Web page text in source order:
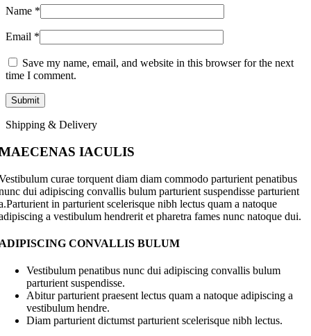
Name *
Email *
Save my name, email, and website in this browser for the next
time I comment.
Shipping & Delivery
IACULIS
curae torquent diam diam commodo parturient penatibus
dui adipiscing convallis bulum parturient suspendisse parturient
in parturient scelerisque nibh lectus quam a natoque
a vestibulum hendrerit et pharetra fames nunc natoque dui.
CONVALLIS BULUM
Vestibulum penatibus nunc dui adipiscing convallis bulum
parturient suspendisse.
Abitur parturient praesent lectus quam a natoque adipiscing a
vestibulum hendre.
Diam parturient dictumst parturient scelerisque nibh lectus.